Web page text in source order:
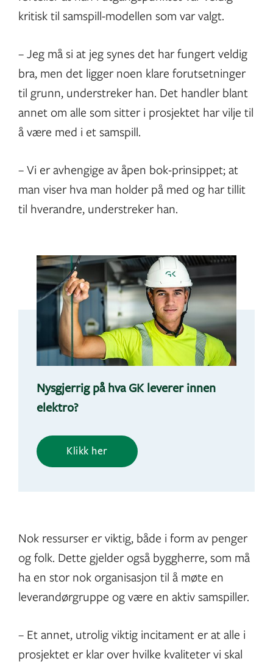
kritisk til samspill-modellen som var valgt.
– Jeg må si at jeg synes det har fungert veldig
bra, men det ligger noen klare forutsetninger
til grunn, understreker han. Det handler blant
annet om alle som sitter i prosjektet har vilje til
å være med i et samspill.
– Vi er avhengige av åpen bok-prinsippet; at
man viser hva man holder på med og har tillit
til hverandre, understreker han.
Nysgjerrig på hva GK leverer innen
elektro?
Klikk her
Nok ressurser er viktig, både i form av penger
og folk. Dette gjelder også byggherre, som må
ha en stor nok organisasjon til å møte en
leverandørgruppe og være en aktiv samspiller.
– Et annet, utrolig viktig incitament er at alle i
prosjektet er klar over hvilke kvaliteter vi skal